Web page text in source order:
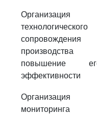
Организация
технологического
сопровождения
производства
повышение
эффективности
Организация
мониторинга